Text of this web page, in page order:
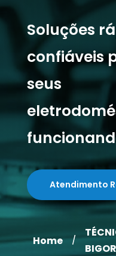
Soluções
confiáveis
seus
Atendimento
Home /